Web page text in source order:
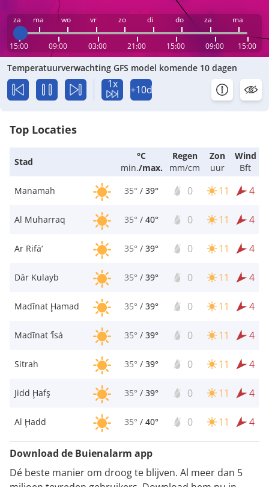
za ma wo vr zo di do za ma
15:00 09:00 03:00 21:00 15:00 09:00 15:00
Temperatuurverwachting GFS model komende 10 dagen
1x +10d
Top Locaties
Stad
°C
min./max.
Regen
mm/cm
Zon
uur
Wind
Bft
Manamah
35° / 39° 0 11 4
Al Muharraq 35° / 40° 0 11 4
Ar Rifā‘ 35° / 39° 0 11 4
Dār Kulayb 35° / 39° 0 11 4
Madīnat Ḩamad 35° / 39° 0 11 4
Madīnat ‘Īsá 35° / 39° 0 11 4
Sitrah 35° / 39° 0 11 4
Jidd Ḩafş 35° / 39° 0 11 4
Al Ḩadd 35° / 40° 0 11 4
Download de Buienalarm app
Dé beste manier om droog te blijven. Al meer dan 5